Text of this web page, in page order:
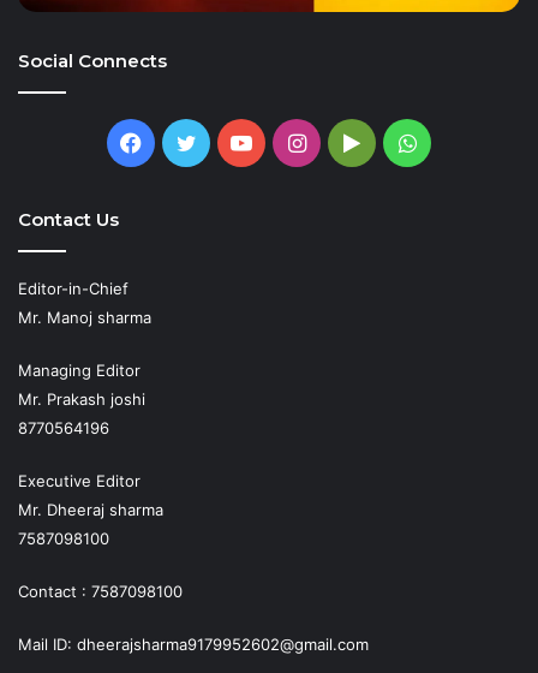
Social Connects
Facebook
TwitterYouTubeInstagram
GoogleWhatsApp
Contact Us
Editor-in-Chief
Mr. Manoj sharma
Managing Editor
Mr. Prakash joshi
8770564196
Executive Editor
Mr. Dheeraj sharma
7587098100
Contact : 7587098100
Mail ID: dheerajsharma9179952602@gmail.com